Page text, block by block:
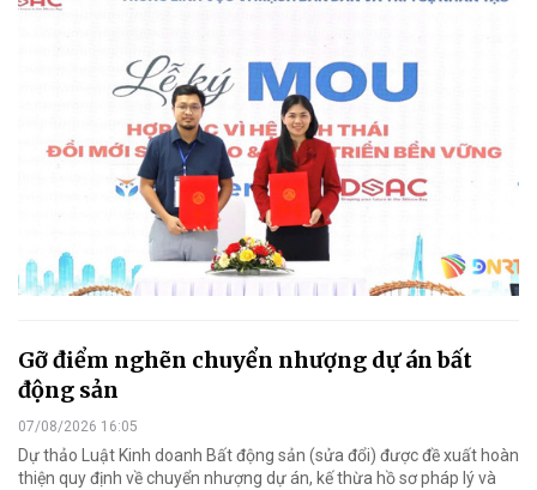
Gỡ điểm nghẽn chuyển nhượng dự án bất
động sản
07/08/2026 16:05
Dự thảo Luật Kinh doanh Bất động sản (sửa đổi) được đề xuất hoàn
thiện quy định về chuyển nhượng dự án, kế thừa hồ sơ pháp lý và